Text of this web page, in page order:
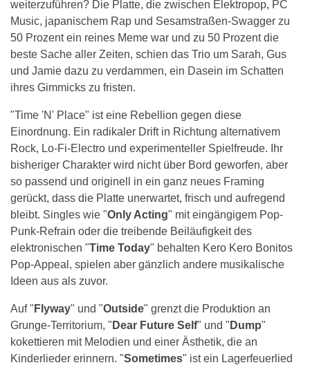
weiterzuführen? Die Platte, die zwischen Elektropop, PC
Music, japanischem Rap und Sesamstraßen-Swagger zu
50 Prozent ein reines Meme war und zu 50 Prozent die
beste Sache aller Zeiten, schien das Trio um Sarah, Gus
und Jamie dazu zu verdammen, ein Dasein im Schatten
ihres Gimmicks zu fristen.
"Time 'N' Place" ist eine Rebellion gegen diese
Einordnung. Ein radikaler Drift in Richtung alternativem
Rock, Lo-Fi-Electro und experimenteller Spielfreude. Ihr
bisheriger Charakter wird nicht über Bord geworfen, aber
so passend und originell in ein ganz neues Framing
gerückt, dass die Platte unerwartet, frisch und aufregend
bleibt. Singles wie "Only Acting" mit eingängigem Pop-
Punk-Refrain oder die treibende Beiläufigkeit des
elektronischen "Time Today" behalten Kero Kero Bonitos
Pop-Appeal, spielen aber gänzlich andere musikalische
Ideen aus als zuvor.
Auf " Flyway" und "Outside" grenzt die Produktion an
Grunge-Territorium, " Dear Future Self" und " Dump"
kokettieren mit Melodien und einer Ästhetik, die an
Kinderlieder erinnern. "Sometimes" ist ein Lagerfeuerlied